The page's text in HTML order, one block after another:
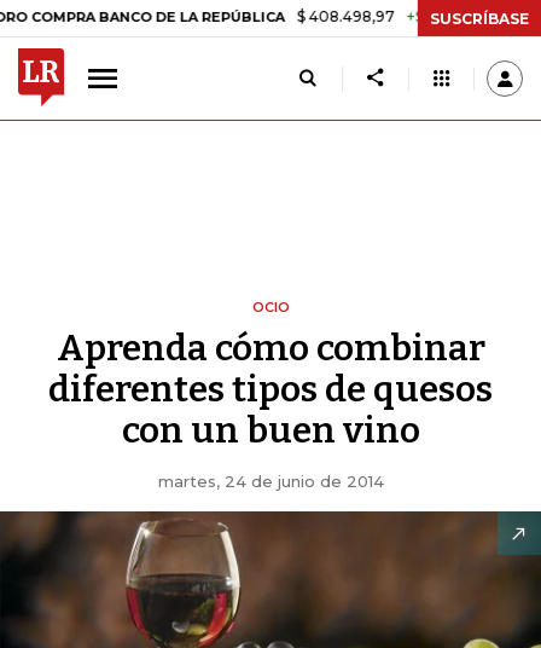
BANCO DE LA REPÚBLICA $ 408.498,97 +$ 8.753,81 +2,19%
SUSCRÍBASE
OCIO
Aprenda cómo combinar
diferentes tipos de quesos
con un buen vino
martes, 24 de junio de 2014